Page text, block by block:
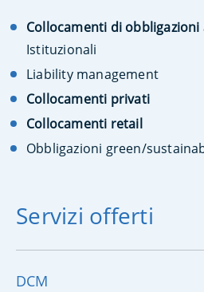
Collocamenti di obbligazioni
Istituzionali
Liability management
Collocamenti privati
Collocamenti retail
Obbligazioni green/
Servizi offerti
DCM